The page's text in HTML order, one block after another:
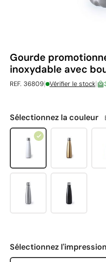
Gourde
inoxydable avec
REF. 36809| Vérifier le stock|
Sélectionnez la couleur
Sélectionnez l'impression